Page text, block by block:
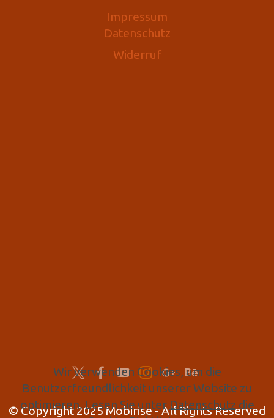
Impressum
Datenschutz
Widerruf
© Copyright 2025 Mobirise - All Rights Reserved
Wir verwenden Cookies, um die
Benutzerfreundlichkeit unserer Website zu
optimieren. Lesen Sie unter Datenschutz die